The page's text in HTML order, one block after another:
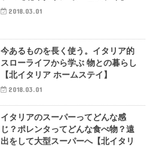
2018.03.01
今あるものを長く使う。イタリア的
スローライフから学ぶ 物との暮らし
【北イタリア ホームステイ】
2018.03.01
イタリアのスーパーってどんな感
じ？ポレンタってどんな食べ物？遠
出をして大型スーパーへ【北イタリ